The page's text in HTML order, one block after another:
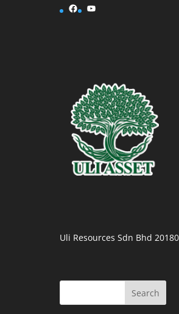
FacebookYouTube
Uli Resources Sdn Bhd